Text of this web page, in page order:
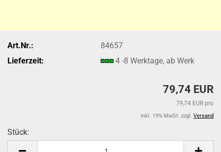
Art.Nr.:
84657
Lieferzeit:
4 -8 Werktage, ab Werk
79,74 EUR
79,74 EUR pro
inkl. 19% MwSt. zzgl. Versand
Stück: